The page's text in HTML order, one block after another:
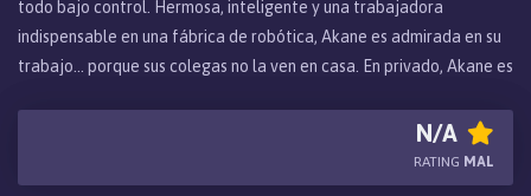
todo bajo control. Hermosa, inteligente y una trabajadora
indispensable en una fábrica de robótica, Akane es admirada en su
trabajo... porque sus colegas no la ven en casa. En privado, Akane es
vertedero que un espacio habitable. ¡Menos mal que, en un
momento de borrachera, pidió un nuevo androide llamado
Nadeshiko para ayudarla a limpiar! Bueno, tal vez no sea tan bueno,
N/A
RATING MAL